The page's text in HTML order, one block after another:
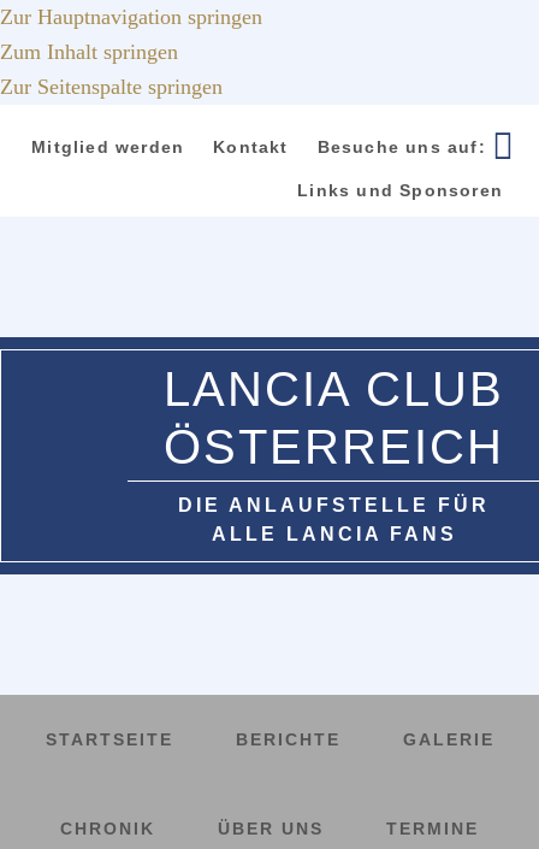
Zur Hauptnavigation springen
Zum Inhalt springen
Zur Seitenspalte springen
Mitglied werden Kontakt Besuche uns auf:
Links und Sponsoren
LANCIA CLUB
ÖSTERREICH
DIE ANLAUFSTELLE FÜR
ALLE LANCIA FANS
STARTSEITE BERICHTE GALERIE
CHRONIK ÜBER UNS TERMINE